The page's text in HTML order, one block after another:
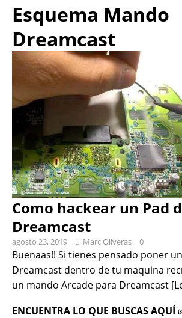
Esquema Mando
Dreamcast
Como hackear un Pad
Dreamcast
agosto 23, 2019 Marc Oliveras 0
Buenaas!! Si tienes pensado poner
Dreamcast dentro de tu maquina
un mando Arcade para Dreamcast
ENCUENTRA LO QUE BUSCAS AQUÍ